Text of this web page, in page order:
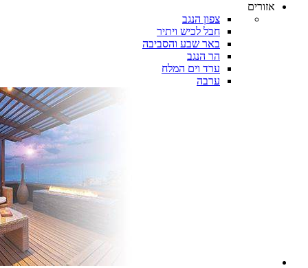
אזורים
צפון הנגב
חבל לכיש ויתיר
באר שבע והסביבה
הר הנגב
ערד וים המלח
ערבה